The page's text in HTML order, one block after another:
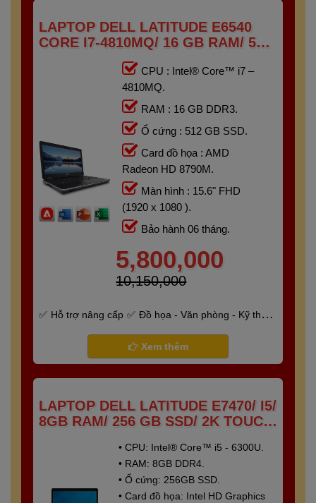
LAPTOP DELL LATITUDE E6540
CORE I7-4810MQ/ 16 GB RAM/ 512
GB SSD/ AMD RADEON HD 8790M/
CPU : Intel® Core™ i7 –
4810MQ.
RAM : 16 GB DDR3.
Ổ cứng : 512 GB SSD.
Card đồ họa : AMD
Radeon HD 8790M.
Màn hình : 15.6" FHD
(1920 x 1080 ).
Bảo hành 06 tháng.
5,800,000
10,150,000
Hỗ trợ nâng cấp
Đồ họa - Văn phòng - Kỹ thuật
Bảo hành 6 tháng
Xem thêm
LAPTOP DELL LATITUDE E7470/ I5/
8GB RAM/ 256 GB SSD/ 2K TOUCH
• CPU: Intel® Core™ i5 - 6300U.
• RAM: 8GB DDR4.
• Ổ cứng: 256GB SSD.
• Card đồ họa: Intel HD Graphics